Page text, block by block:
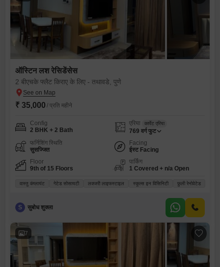
ऑस्टिन लश रेसिडेंसेस
2 बीएचके फ्लैट किराए के लिए - तथावडे, पुणे
₹ 35,000 / प्रति महीने
Config
2 BHK + 2 Bath
एरिया कार्पेट एरिया
769 वर्ग फुट
फर्निशिंग स्थिति
सुसज्जित
Facing
ईस्ट Facing
Floor
9th of 15 Floors
पार्किंग
1 Covered + n/a Open
वास्तु कंप्लायंट गेटेड सोसायटी लक्जरी लाइफस्टाइल स्कूल्स इन विसिनिटी फ़ुली रेनोवेटेड
S सुबोध शुक्ला
7